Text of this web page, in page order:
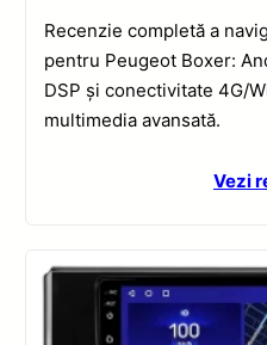
Recenzie completă a
pentru Peugeot Boxer:
DSP și conectivitate 4G/
multimedia avansată.
Vezi